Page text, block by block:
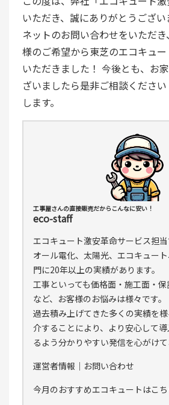
いただき、誠にありがとうござ
ネットのお問い合わせをいただ
様のご希望から東芝のエコキュ
いただきました！ 今後とも、お
ざいましたら是非ご相談くださ
します。
工事屋さんの直接販売だからこんなに安い！
eco-staff
エコキュート激安革命サービス担当
オール電化、太陽光、エコキュー
門に20年以上の実績があります。
工事といっても価格面・施工面・
など、お客様のお悩みは様々です。
過去積み上げてきた多くの実績を
介することにより、より安心して
るよう分かりやすい発信を心がけて
運営者情報 ｜ お問い合わせ
今月のおすすめエコキュートはこち